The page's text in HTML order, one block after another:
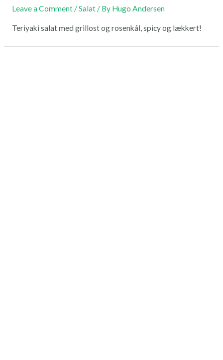
Leave a Comment /Salat/ By Hugo Andersen
Teriyaki salat med grillost og rosenkål, spicy og lækkert!